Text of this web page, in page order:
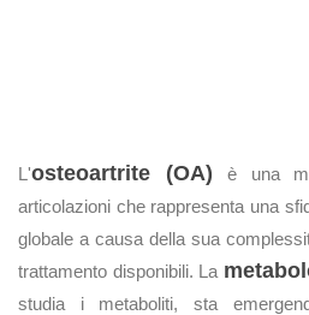
L'osteoartrite (OA) è una
articolazioni che rappresenta una
globale a causa della sua
trattamento disponibili. La
studia i metaboliti, sta